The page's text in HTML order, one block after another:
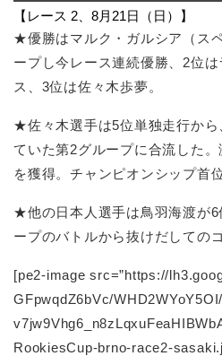
【レース 2、8月21日（日）】
★優勝はマルク・ガルシア（ス
ープし今レース連続優勝、2位
ス、3位は佐々木歩夢。
★佐々木選手は5位単独走行か
ていた第2グループに合流した
を獲得。チャンピオンシップ首
★他の日本人選手は鳥羽海渡が
ープのバトルから抜けだしての
[pe2-image src=”https://
GFpwqdZ6bVc/
RookiesCup-brno-race2-